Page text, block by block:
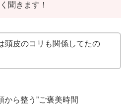
聞きます！
頭皮のコリも関係してたの
から整う”ご褒美時間